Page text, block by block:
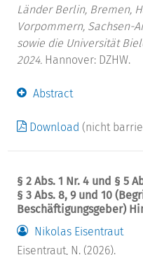
Länder Berlin, Bremen,
Vorpommern, Sachsen-
sowie die Universität
2024. Hannover: DZHW.
Abstract
Download (nicht
§ 2 Abs. 1 Nr. 4 und § 5
§ 3 Abs. 8, 9 und 10
Beschäftigungsgeber)
Nikolas Eisentraut
Eisentraut, N. (2026).